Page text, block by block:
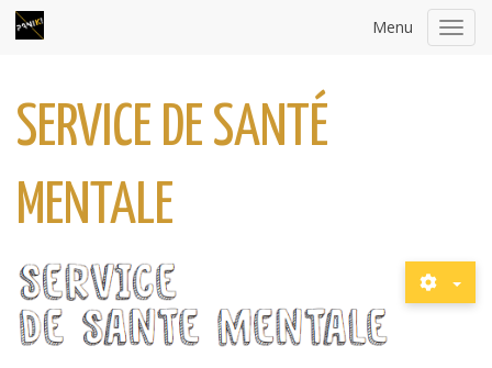
Menu
SERVICE DE SANTÉ
MENTALE